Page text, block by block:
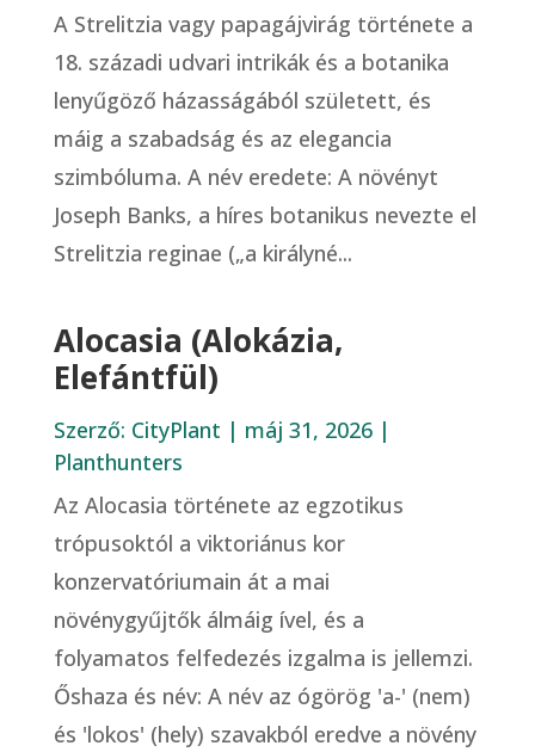
A Strelitzia vagy papagájvirág története a
18. századi udvari intrikák és a botanika
lenyűgöző házasságából született, és
máig a szabadság és az elegancia
szimbóluma. A név eredete: A növényt
Joseph Banks, a híres botanikus nevezte el
Strelitzia reginae („a királyné...
Alocasia (Alokázia,
Elefántfül)
Szerző: CityPlant | máj 31, 2026|
Planthunters
Az Alocasia története az egzotikus
trópusoktól a viktoriánus kor
konzervatóriumain át a mai
növénygyűjtők álmáig ível, és a
folyamatos felfedezés izgalma is jellemzi.
Őshaza és név: A név az ógörög 'a-' (nem)
és 'lokos' (hely) szavakból eredve a növény